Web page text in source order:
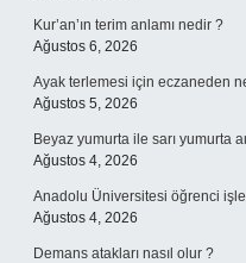
Kur’an’ın terim anlamı nedir ?
Ağustos 6, 2026
Ayak terlemesi için eczaneden
Ağustos 5, 2026
Beyaz yumurta ile sarı yumurta
Ağustos 4, 2026
Anadolu Üniversitesi öğrenci
Ağustos 4, 2026
Demans atakları nasıl olur ?